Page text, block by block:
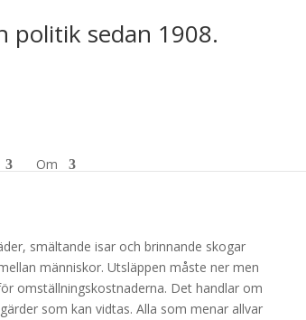
politik sedan 1908.
Om
riskerar vår
smältande isar och brinnande skogar
människor. Utsläppen måste ner men
omställningskostnaderna. Det handlar om
som kan vidtas. Alla som menar allvar